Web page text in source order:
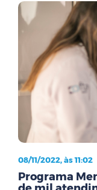
08/11/2022, às 11:02
Programa